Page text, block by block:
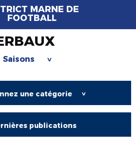
MARNE DE
FOOTBALL
Saisons >
une catégorie >
publications